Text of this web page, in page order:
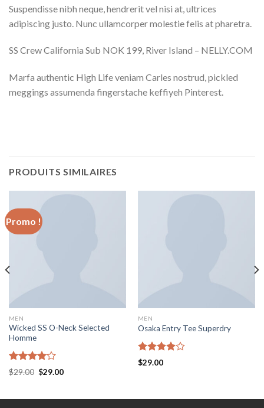
Suspendisse nibh neque, hendrerit vel nisi at, ultrices
adipiscing justo. Nunc ullamcorper molestie felis at pharetra.
SS Crew California Sub NOK 199, River Island – NELLY.COM
Marfa authentic High Life veniam Carles nostrud, pickled
meggings assumenda fingerstache keffiyeh Pinterest.
PRODUITS SIMILAIRES
Promo !
MEN
Wicked SS O-Neck Selected
Homme
Note
4.00
$29.00 Le
$29.00.
$29.00Le
$29.00.
MEN
Osaka Entry Tee Superdry
Note
$29.00